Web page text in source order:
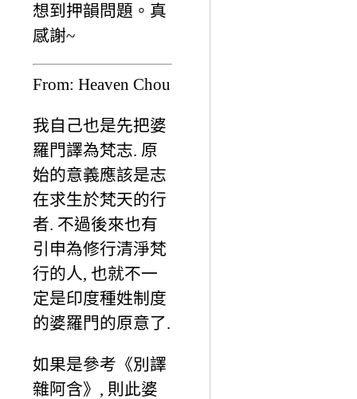
想到押韻問題。真
感謝~
From: Heaven Chou
我自己也是先把婆
羅門譯為梵志. 原
始的意義應該是志
在求生於梵天的行
者. 不過後來也有
引申為修行清淨梵
行的人, 也就不一
定是印度種姓制度
的婆羅門的原意了.
如果是參考《別譯
雜阿含》, 則此婆